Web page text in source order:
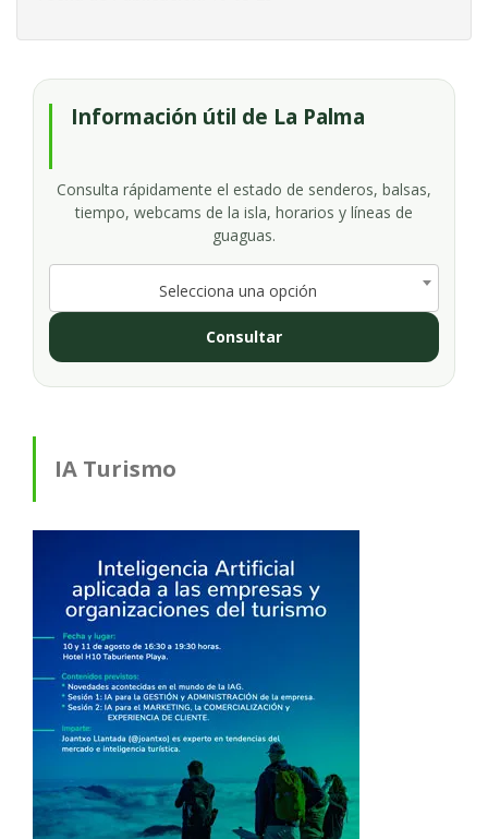
Información útil de La Palma
Consulta rápidamente el estado de senderos, balsas,
tiempo, webcams de la isla, horarios y líneas de
guaguas.
Selecciona una opción
Consultar
IA Turismo